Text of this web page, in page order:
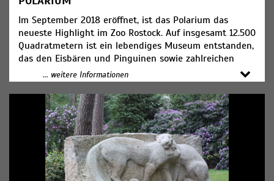
Im September 2018 eröffnet, ist das Polarium das
neueste Highlight im Zoo Rostock. Auf insgesamt 12.500
Quadratmetern ist ein lebendiges Museum entstanden,
das den Eisbären und Pinguinen sowie zahlreichen
Meeresbewohnern großzügige Anlagen mit viel Platz
und Abwechslung bietet und die Besucherinnen und
Besucher auf eine Reise vom Nord- zum Südpol
mitnimmt. Wissenswertes rund um die Tiere, ihre
Gefährdung, ihre Lebensräume und vieles mehr ist im
Polarium auf vielfältige Weise, multimedial und
altersübergreifend aufgearbeitet und schafft Anreize,
sich mit den Tieren und für den Natur- und
Artenschutz zu begeistern und zu engagieren.
... weitere Informationen